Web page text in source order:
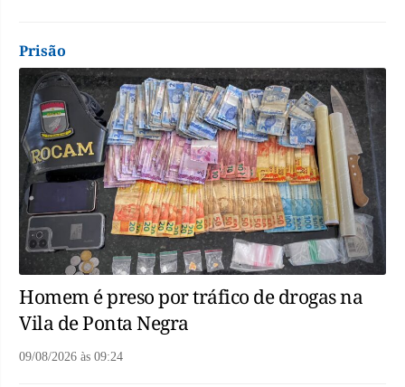
Prisão
Homem é preso por tráfico de drogas na
Vila de Ponta Negra
09/08/2026 às 09:24